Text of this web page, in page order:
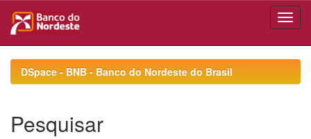
navigationDSpace - BNB - Banco do Nordeste do Brasil
Pesquisar